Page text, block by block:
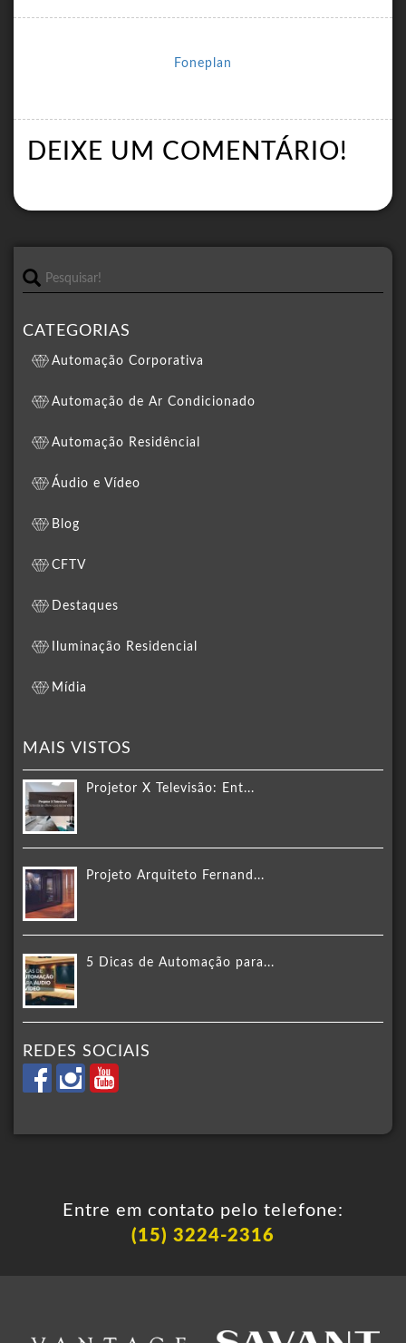
Foneplan
DEIXE UM COMENTÁRIO!
CATEGORIAS
Automação Corporativa
Automação de Ar Condicionado
Automação Residêncial
Áudio e Vídeo
Blog
CFTV
Destaques
Iluminação Residencial
Mídia
MAIS VISTOS
Projetor X Televisão: Ent...
Projeto Arquiteto Fernand...
5 Dicas de Automação para...
REDES SOCIAIS
Entre em contato pelo telefone:
(15) 3224-2316